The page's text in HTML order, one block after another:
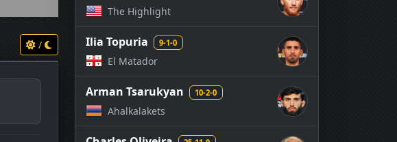
/
The Highlight
Ilia Topuria 9-1-0
El Matador
Arman Tsarukyan 10-2-0
Ahalkalakets